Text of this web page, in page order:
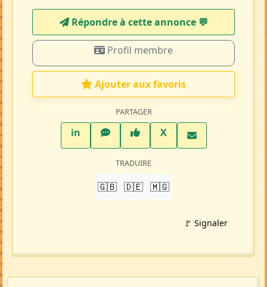
Répondre à cette annonce 💬​
Profil membre
Ajouter aux favoris
PARTAGER
inLinkedInWhatsAppFacebook
XTwitter X
TRADUIRE
🇬🇧 🇩🇪 🇲🇬
🚩 Signaler